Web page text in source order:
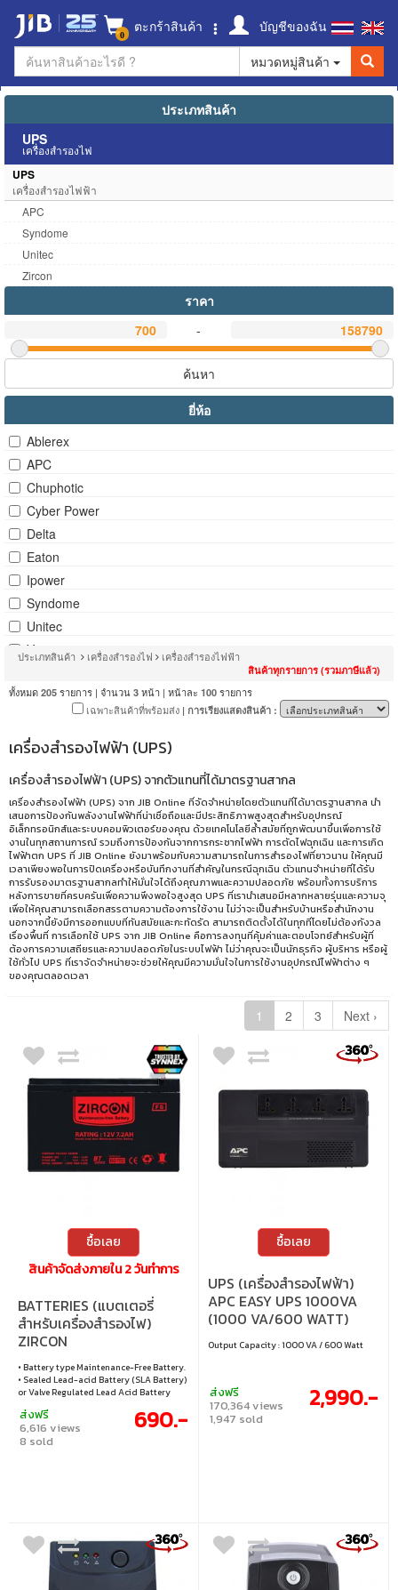
0 ตะกร้าสินค้า
บัญชีของฉัน
หมวดหมู่สินค้า
ประเภทสินค้า
UPS
เครื่องสำรองไฟ
UPS
เครื่องสำรองไฟฟ้า
APC
Syndome
Unitec
Zircon
ราคา
-
ค้นหา
ยี่ห้อ
Ablerex
APC
Chuphotic
Cyber Power
Delta
Eaton
Ipower
Syndome
Unitec
Vertiv
ประเภทสินค้า เครื่องสำรองไฟ เครื่องสำรองไฟฟ้า
สินค้าทุกรายการ (รวมภาษีแล้ว)
ทั้งหมด 205 รายการ | จำนวน 3 หน้า | หน้าละ 100 รายการ
เฉพาะสินค้าที่พร้อมส่ง | การเรียงแสดงสินค้า :
เครื่องสำรองไฟฟ้า (UPS)
เครื่องสำรองไฟฟ้า (UPS) จากตัวแทนที่ได้มาตรฐานสากล
เครื่องสำรองไฟฟ้า (UPS) จาก JIB Online ที่จัดจำหน่ายโดยตัวแทนที่ได้มาตรฐานสากล นำ
เสนอการป้องกันพลังงานไฟฟ้าที่น่าเชื่อถือและมีประสิทธิภาพสูงสุดสำหรับอุปกรณ์
อิเล็กทรอนิกส์และระบบคอมพิวเตอร์ของคุณ ด้วยเทคโนโลยีล้ำสมัยที่ถูกพัฒนาขึ้นเพื่อการใช้
งานในทุกสถานการณ์ รวมถึงการป้องกันจากการกระชากไฟฟ้า การตัดไฟฉุกเฉิน และการเกิด
ไฟฟ้าตก UPS ที่ JIB Online ยังมาพร้อมกับความสามารถในการสำรองไฟที่ยาวนาน ให้คุณมี
เวลาเพียงพอในการปิดเครื่องหรือบันทึกงานที่สำคัญในกรณีฉุกเฉิน ตัวแทนจำหน่ายที่ได้รับ
การรับรองมาตรฐานสากลทำให้มั่นใจได้ถึงคุณภาพและความปลอดภัย พร้อมทั้งการบริการ
หลังการขายที่ครบครันเพื่อความพึงพอใจสูงสุด UPS ที่เรานำเสนอมีหลากหลายรุ่นและความจุ
เพื่อให้คุณสามารถเลือกสรรตามความต้องการใช้งาน ไม่ว่าจะเป็นสำหรับบ้านหรือสำนักงาน
นอกจากนี้ยังมีการออกแบบที่ทันสมัยและกะทัดรัด สามารถติดตั้งได้ในทุกที่โดยไม่ต้องกังวล
เรื่องพื้นที่ การเลือกใช้ UPS จาก JIB Online คือการลงทุนที่คุ้มค่าและตอบโจทย์สำหรับผู้ที่
ต้องการความเสถียรและความปลอดภัยในระบบไฟฟ้า ไม่ว่าคุณจะเป็นนักธุรกิจ ผู้บริหาร หรือผู้
ใช้ทั่วไป UPS ที่เราจัดจำหน่ายจะช่วยให้คุณมีความมั่นใจในการใช้งานอุปกรณ์ไฟฟ้าต่าง ๆ
ของคุณตลอดเวลา
1 2 3 Next ›
ซื้อเลย
สินค้าจัดส่งภายใน 2 วันทำการ
BATTERIES (แบตเตอรี่
สำหรับเครื่องสำรองไฟ)
ZIRCON
BATTERY_12V/7.2AH
• Battery type Maintenance-Free Battery.
• Sealed Lead-acid Battery (SLA Battery)
or Valve Regulated Lead Acid Battery
that does not need to add distilled
water.
ส่งฟรี
6,616 views
8 sold
690.-
ซื้อเลย
UPS (เครื่องสำรองไฟฟ้า)
APC EASY UPS 1000VA
(1000 VA/600 WATT)
(BV1000I-MST)
Output Capacity : 1000 VA / 600 Watt
ส่งฟรี
170,364 views
1,947 sold
2,990.-